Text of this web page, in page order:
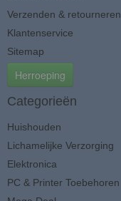
Verzenden & retourneren
Klantenservice
Sitemap
Herroeping
Categorieën
Huishouden
Lichamelijke Verzorging
Elektronica
PC & Printer Toebehoren